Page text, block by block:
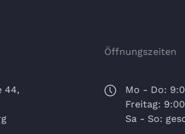
44,
Öffnungszeiten
Mo - Do:
Freitag:
Sa - So: